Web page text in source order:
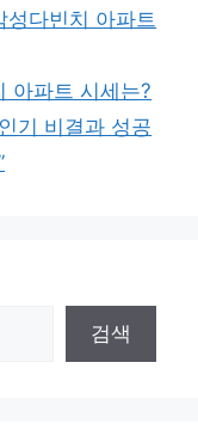
다빈치 아파트
아파트 시세는?
기 비결과 성공
검색